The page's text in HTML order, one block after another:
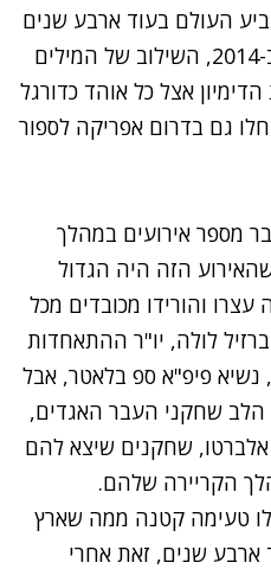
העולם בעוד ארבע שנים
בברזיל. למרות שמדובר רק ב-2014, השילוב של המילים
אצל כל אוהד כדורגל
גם בדרום אפריקה לספור
מספר אירועים במהלך
הזה היה הגדול
עצרו והורידו מכובדים מכל
לולה, יו"ר ההתאחדות
נשיא פיפ"א ספ בלאטר, אבל
שחקני העבר האגדים,
אלברטו, שחקנים שיצא להם
הקריירה שלהם.
טעימה קטנה ממה שארץ
שנים, זאת אחרי